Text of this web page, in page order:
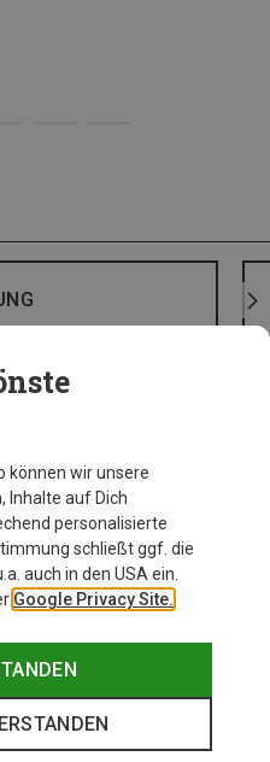
können wir unsere
Inhalte auf Dich
personalisierte
schließt ggf. die
auch in den USA ein.
Google Privacy Site.